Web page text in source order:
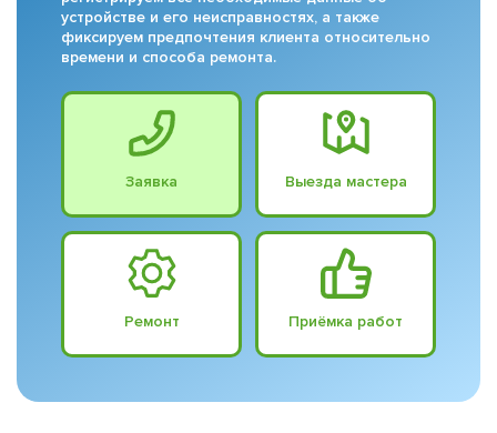
устройстве и его неисправностях, а также
фиксируем предпочтения клиента относительно
времени и способа ремонта.
Заявка Выезда мастера
Ремонт Приёмка работ